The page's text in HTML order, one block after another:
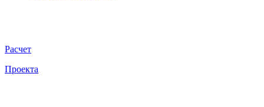
Расчет
Проекта